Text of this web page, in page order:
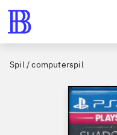
Spil / computerspil